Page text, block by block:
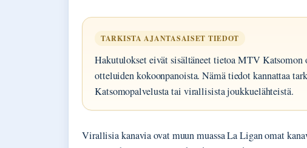
TARKISTA AJANTASAISET TIEDOT
Hakutulokset eivät sisältäneet tietoa MTV
otteluiden kokoonpanoista. Nämä tiedot kannattaa
Katsomopalvelusta tai virallisista joukkuelähteistä.
Virallisia kanavia ovat muun muassa La Ligan omat